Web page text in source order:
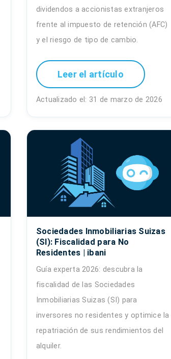
dividendos a accionistas extranjeros
frente al impuesto de retención (AFC)
y el riesgo de tipo de cambio.
Leer el artículo
Actualizado el: 31 de marzo de 2026
Sociedades Inmobiliarias Suizas
(SI): Fiscalidad para No
Residentes | ibani
Guía experta 2026: descubra la
fiscalidad de las Sociedades
Inmobiliarias Suizas (SI) para
inversores no residentes y optimice la
repatriación de sus rendimientos del
alquiler.